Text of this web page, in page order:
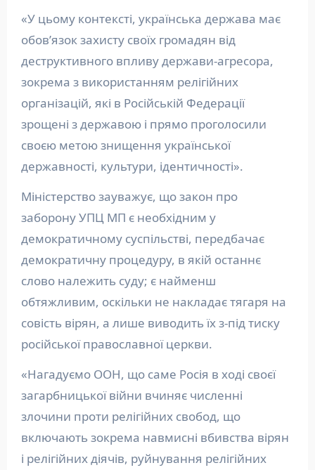
«У цьому контексті, українська держава має
обовʼязок захисту своїх громадян від
деструктивного впливу держави-агресора,
зокрема з використанням релігійних
організацій, які в Російській Федерації
зрощені з державою і прямо проголосили
своєю метою знищення української
державності, культури, ідентичності».
Міністерство зауважує, що закон про
заборону УПЦ МП є необхідним у
демократичному суспільстві, передбачає
демократичну процедуру, в якій останнє
слово належить суду; є найменш
обтяжливим, оскільки не накладає тягаря на
совість вірян, а лише виводить їх з-під тиску
російської православної церкви.
«Нагадуємо ООН, що саме Росія в ході своєї
загарбницької війни вчиняє численні
злочини проти релігійних свобод, що
включають зокрема навмисні вбивства вірян
і релігійних діячів, руйнування релігійних